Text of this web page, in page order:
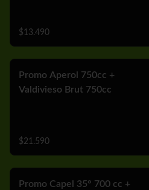
$13.490
Promo Aperol 750cc +
Valdivieso Brut 750cc
$21.590
Promo Capel 35° 700 cc +